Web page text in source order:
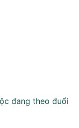
đang theo đuổi